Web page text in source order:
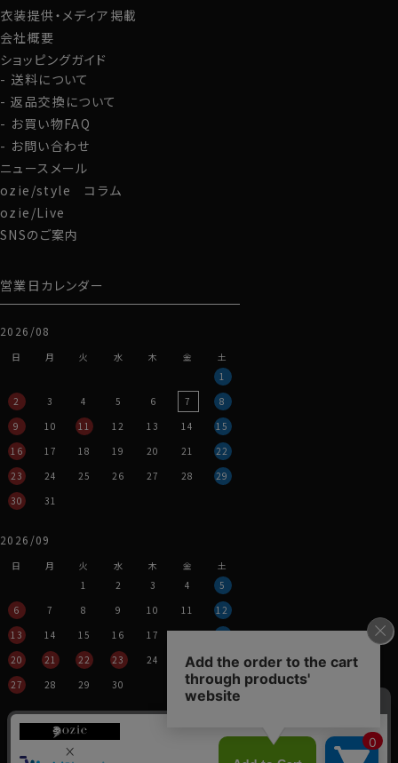
衣装提供・メディア掲載
会社概要
ショッピングガイド
送料について
返品交換について
お買い物FAQ
お問い合わせ
ニュースメール
ozie/style コラム
ozie/Live
SNSのご案内
営業日カレンダー
2026/08
日 月 火 水 木 金
土
1
2
3 4 5 6 7
8
9
10 11 12 13 14
15
16
17 18 19 20 21
22
23
24 25 26 27 28
29
30
31
2026/09
日 月 火 水 木 金
土
1
2 3 4
5
6
7 8 9 10 11
12
13
14 15 16 17 18
19
20
21 22 23 24 25
26
27
28 29 30
営業時間：平日11時～17時
定休日：土・日・祝